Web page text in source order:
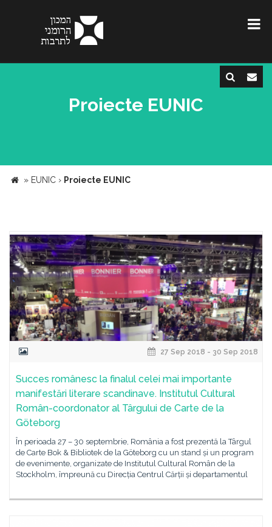
Proiecte EUNIC
» EUNIC › Proiecte EUNIC
27 Sep 2018 - 30 Sep 2018
Succes românesc la finalul celei mai importante
manifestări literare scandinave. Institutul Cultural
Român-coordonator al Târgului de Carte de la
Göteborg
În perioada 27 – 30 septembrie, România a fost prezentă la Târgul
de Carte Bok & Bibliotek de la Göteborg cu un stand și un program
de evenimente, organizate de Institutul Cultural Român de la
Stockholm, împreună cu Direcția Centrul Cărții și departamentul